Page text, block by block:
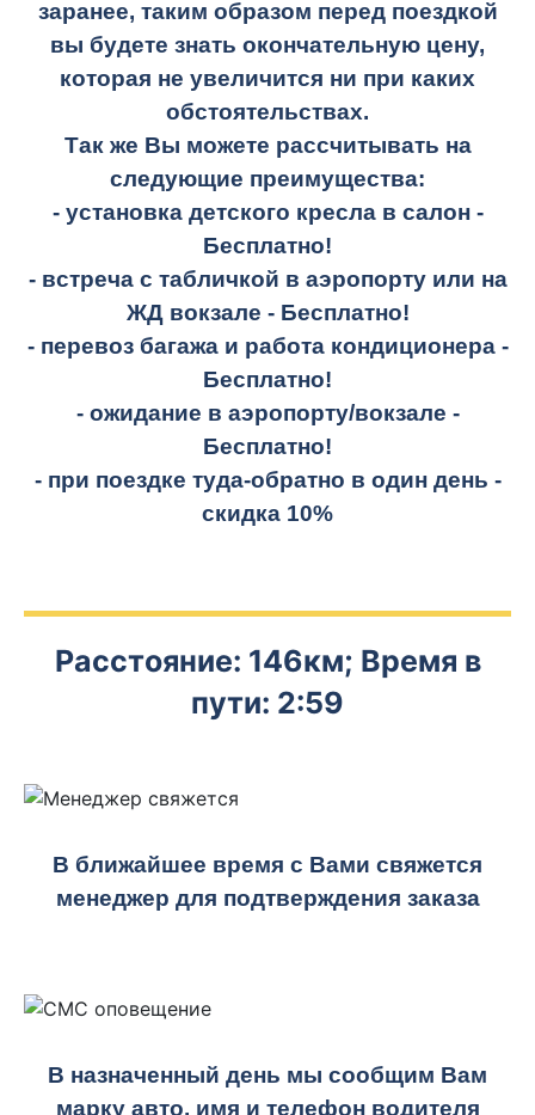
заранее, таким образом перед поездкой
вы будете знать окончательную цену,
которая не увеличится ни при каких
обстоятельствах.
Так же Вы можете рассчитывать на
следующие преимущества:
- установка детского кресла в салон -
Бесплатно!
- встреча с табличкой в аэропорту или на
ЖД вокзале - Бесплатно!
- перевоз багажа и работа кондиционера -
Бесплатно!
- ожидание в аэропорту/вокзале -
Бесплатно!
- при поездке туда-обратно в один день -
скидка 10%
Расстояние: 146км; Время в
пути: 2:59
В ближайшее время с Вами свяжется
менеджер для подтверждения заказа
В назначенный день мы сообщим Вам
марку авто, имя и телефон водителя